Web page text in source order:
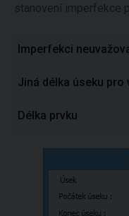
stanovení imperfekce
Imperfekci
Jiná délka úseku pro
Délka prvku